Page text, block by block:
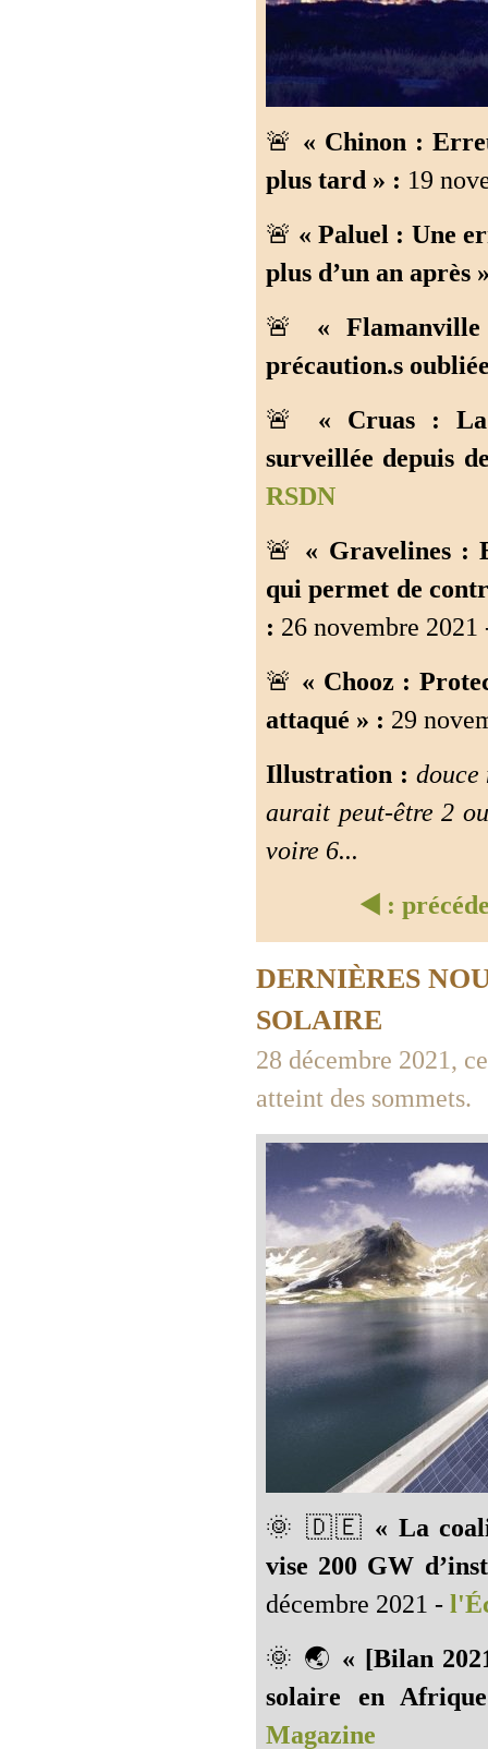
🚨 « Chinon :
plus tard » : 19
🚨 « Paluel : Une
plus d’un an après
🚨 «
précaution.s
🚨 « Cruas : La
surveillée depuis
RSDN
🚨 « Gravelines :
qui permet de
: 26 novembre 2021
🚨 « Chooz :
attaqué » : 29
Illustration :
aurait peut-être 2
voire 6...
◀️ :
DERNIÈRES
SOLAIRE
28 décembre 2021,
atteint des sommets.
🌞 🇩🇪️ « La
vise 200 GW
décembre 2021 -
🌞 🌏 « [Bilan
solaire en
Magazine